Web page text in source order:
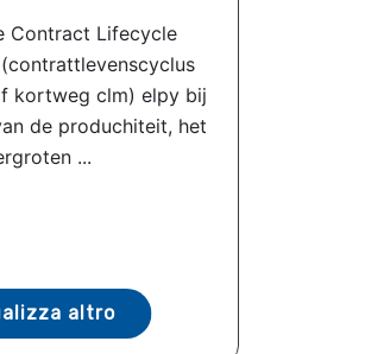
Contract Lifecycle
kortweg clm) elpy bij
de produchiteit, het
...
altro